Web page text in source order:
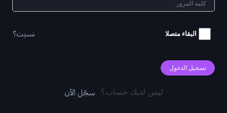
البقاء متصلا نسيت؟
تسجيل الدخول
ليس لديك حساب؟ سجّل الآن